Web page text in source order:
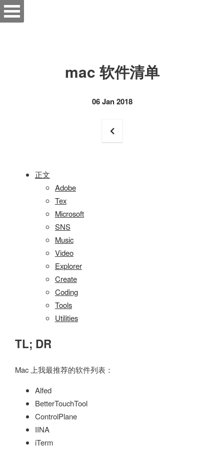
mac 软件清单
06 Jan 2018
正文
Adobe
Tex
Microsoft
SNS
Music
Video
Explorer
Create
Coding
Tools
Utilities
TL; DR
Mac 上我最推荐的软件列表：
Alfed
BetterTouchTool
ControlPlane
IINA
iTerm